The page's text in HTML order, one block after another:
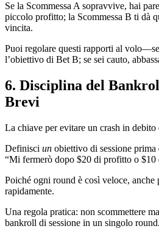
Se la Scommessa A sopravvive, hai
piccolo profitto; la Scommessa B ti dà
vincita.
Puoi regolare questi rapporti al
l’obiettivo di Bet B; se sei cauto,
6. Disciplina del
Brevi
La chiave per evitare un crash in
Definisci un obiettivo di sessione
“Mi fermerò dopo $20 di profitto o $10
Poiché ogni round è così veloce,
rapidamente.
Una regola pratica: non scommettere
bankroll di sessione in un singolo round.